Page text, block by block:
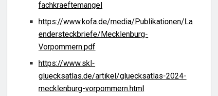
fachkraeftemangel
https://www.kofa.de/media/Publikationen/La
endersteckbriefe/Mecklenburg-
Vorpommern.pdf
https://www.skl-
gluecksatlas.de/artikel/gluecksatlas-2024-
mecklenburg-vorpommern.html